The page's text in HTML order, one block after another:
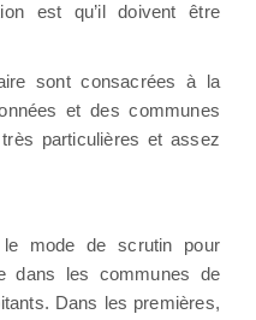
est qu’il doivent être
sont consacrées à la
et des communes
particulières et assez
mode de scrutin pour
dans les communes de
Dans les premières,